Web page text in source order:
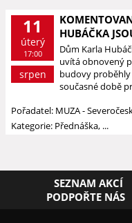
11
úterý
17:00
srpen
HUBÁČKA
Dům Karla
uvítá obnovený
budovy proběhly
současné době
Pořadatel: MUZA -
Kategorie: Přednáška, ...
SEZNAM AKCÍ
PODPOŘTE NÁS